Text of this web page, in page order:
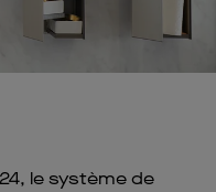
le système de